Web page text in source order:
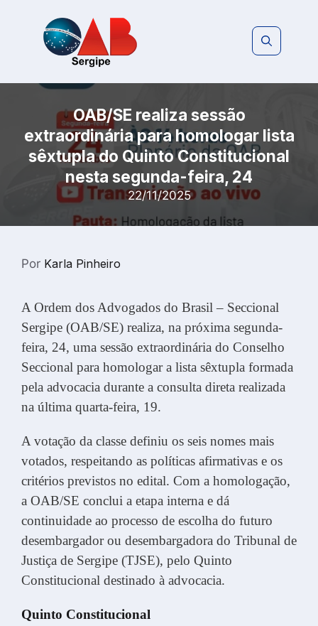
OAB/SE realiza sessão
extraordinária para homologar lista
sêxtupla do Quinto Constitucional
nesta segunda-feira, 24
22/11/2025
Por Karla Pinheiro
A Ordem dos Advogados do Brasil – Seccional
Sergipe (OAB/SE) realiza, na próxima segunda-
feira, 24, uma sessão extraordinária do Conselho
Seccional para homologar a lista sêxtupla formada
pela advocacia durante a consulta direta realizada
na última quarta-feira, 19.
A votação da classe definiu os seis nomes mais
votados, respeitando as políticas afirmativas e os
critérios previstos no edital. Com a homologação,
a OAB/SE conclui a etapa interna e dá
continuidade ao processo de escolha do futuro
desembargador ou desembargadora do Tribunal de
Justiça de Sergipe (TJSE), pelo Quinto
Constitucional destinado à advocacia.
Quinto Constitucional